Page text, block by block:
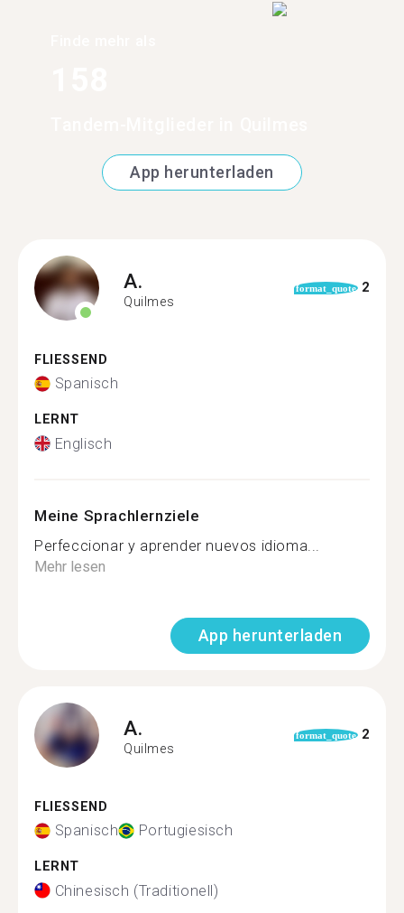
App herunterladen
A.
Quilmes
format_quote 2
FLIESSEND
Spanisch
LERNT
Englisch
Meine Sprachlernziele
Perfeccionar y aprender nuevos idioma...
Mehr lesen
App herunterladen
A.
Quilmes
format_quote 2
FLIESSEND
Spanisch Portugiesisch
LERNT
Chinesisch (Traditionell)